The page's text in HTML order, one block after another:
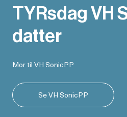
TYRsdag VH
datter
Mor til VH SonicPP
Se VH SonicPP